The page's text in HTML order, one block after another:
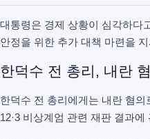
대통령은 경제 상황이 심각하다
안정을 위한 추가 대책 마련을
한덕수 전 총리, 내란
한덕수 전 총리에게는 내란 혐
12·3 비상계엄 관련 재판 결과